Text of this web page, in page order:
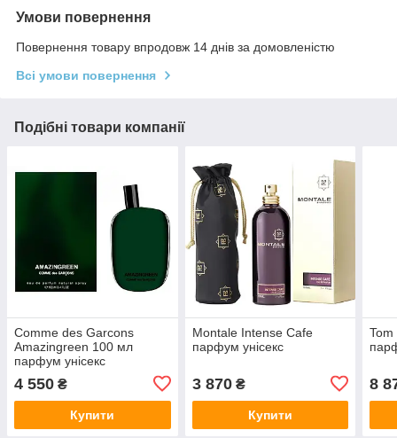
Умови повернення
Повернення товару впродовж 14 днів за домовленістю
Всі умови повернення
Подібні товари компанії
Comme des Garcons
Amazingreen 100 мл
парфум унісекс
4 550 ₴
Купити
Montale Intense Cafe
парфум унісекс
3 870₴
Купити
Tom
8